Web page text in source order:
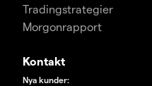
Tradingstrategier
Morgonrapport
Kontakt
Nya kunder: